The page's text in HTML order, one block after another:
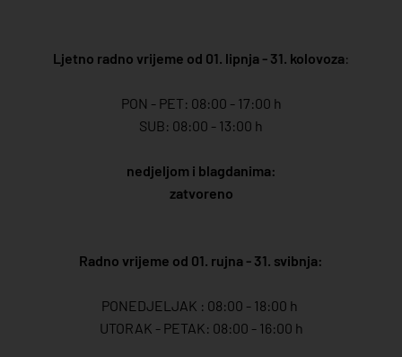
Ljetno radno vrijeme od 01. lipnja - 31. kolovoza:
PON - PET: 08:00 - 17:00 h
SUB: 08:00 - 13:00 h
nedjeljom i blagdanima:
zatvoreno
Radno vrijeme od 01. rujna - 31. svibnja:
PONEDJELJAK : 08:00 - 18:00 h
UTORAK - PETAK: 08:00 - 16:00 h